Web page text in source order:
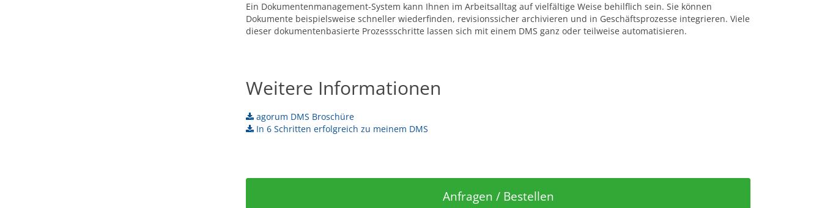
Ein Dokumentenmanagement-System kann Ihnen im Arbeitsalltag auf vielfältige Weise behilflich sein. Sie können
Dokumente beispielsweise schneller wiederfinden, revisionssicher archivieren und in Geschäftsprozesse integrieren. Viele
dieser dokumentenbasierte Prozessschritte lassen sich mit einem DMS ganz oder teilweise automatisieren.
Weitere Informationen
agorum DMS Broschüre
In 6 Schritten erfolgreich zu meinem DMS
Anfragen / Bestellen